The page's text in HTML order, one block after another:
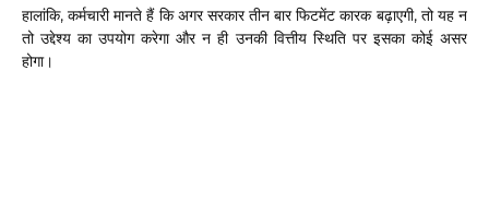
हालांकि, कर्मचारी मानते हैं कि अगर सरकार तीन बार फिटमेंट कारक बढ़ाएगी, तो यह न
तो उद्देश्य का उपयोग करेगा और न ही उनकी वित्तीय स्थिति पर इसका कोई असर
होगा।